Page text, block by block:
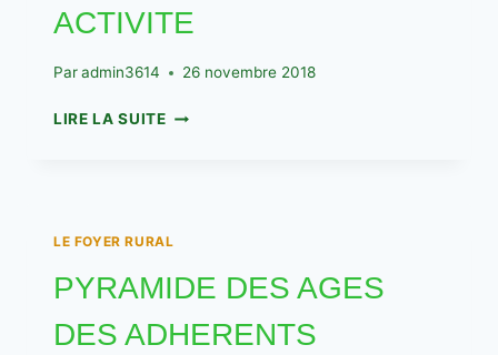
ACTIVITE
Paradmin3614 26 novembre 2018
LIRE LA SUITESTATISTIQUES
LE FOYER RURAL
PYRAMIDE DES AGES
DES ADHERENTS